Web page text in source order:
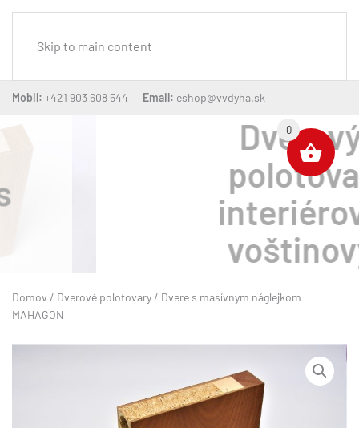
Skip to main content
Mobil: +421 903 608 544 Email: eshop@vvdyha.sk
polotovar
interiérový
voštinový
Domov / Dverové polotovary / Dvere s masívnym náglejkom
MAHAGON
0